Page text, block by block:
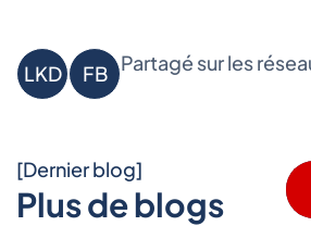
LKD FB Partagé sur les
[Dernier blog]
Plus de blogs